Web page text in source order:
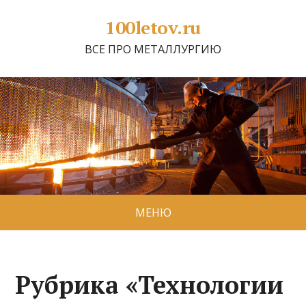
100letov.ru
ВСЕ ПРО МЕТАЛЛУРГИЮ
МЕНЮ
Рубрика «Технологии